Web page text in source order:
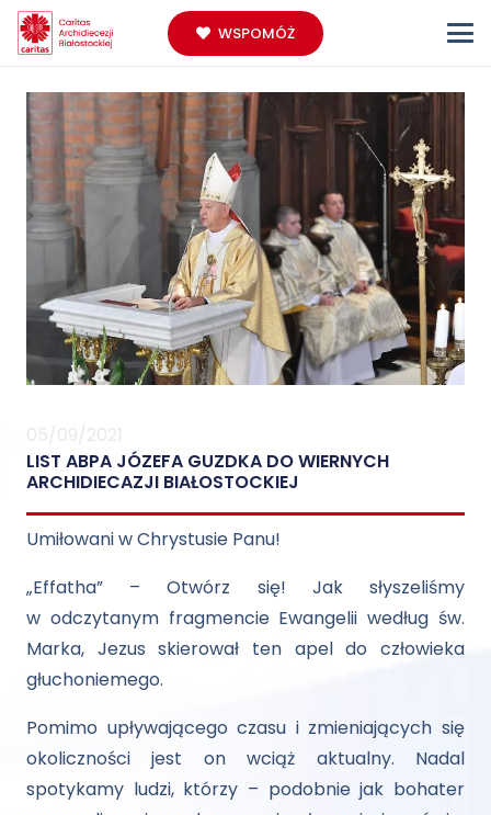
WSPOMÓŻ
LIST ABPA JÓZEFA GUZDKA DO WIERNYCH
ARCHIDIECAZJI BIAŁOSTOCKIEJ
Umiłowani w Chrystusie Panu!
„Effatha” – Otwórz się! Jak słyszeliśmy
w odczytanym fragmencie Ewangelii według św.
Marka, Jezus skierował ten apel do człowieka
głuchoniemego.
Pomimo upływającego czasu i zmieniających się
okoliczności jest on wciąż aktualny. Nadal
spotykamy ludzi, którzy – podobnie jak bohater